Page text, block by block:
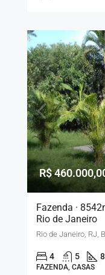
R$
Fazenda ·
Rio de Janeiro
Rio de Janeiro, RJ,
4 5
FAZENDA, CASAS